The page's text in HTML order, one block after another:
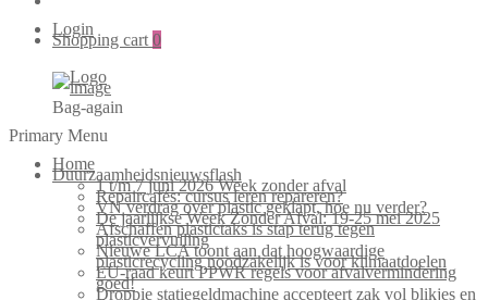
Login
Shopping cart 0
Bag-again
Primary Menu
Home
Duurzaamheidsnieuwsflash
1 t/m 7 juni 2026 Week zonder afval
Repaircafés: cursus leren repareren?
VN verdrag over plastic geklapt, hoe nu verder?
De jaarlijkse Week Zonder Afval: 19-25 mei 2025
Afschaffen plastictaks is stap terug tegen
plasticvervuiling
Nieuwe LCA toont aan dat hoogwaardige
plasticrecycling noodzakelijk is voor klimaatdoelen
EU-raad keurt PPWR regels voor afvalvermindering
goed!
Droppie statiegeldmachine accepteert zak vol blikjes en